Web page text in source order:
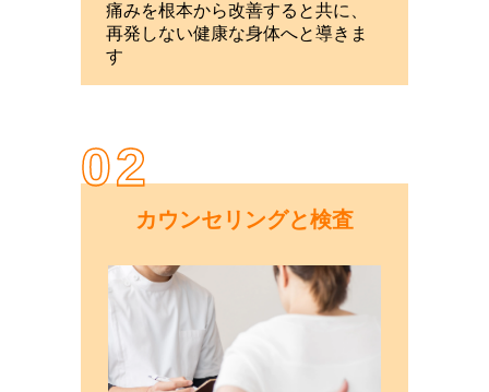
痛みを根本から改善すると共に、
再発しない健康な身体へと導きま
す
02
カウンセリングと検査